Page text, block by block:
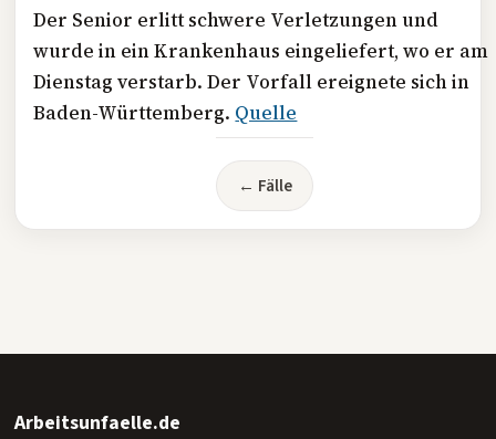
Der Senior erlitt schwere Verletzungen und
wurde in ein Krankenhaus eingeliefert, wo er am
Dienstag verstarb. Der Vorfall ereignete sich in
Baden-Württemberg. Quelle
← Fälle
Arbeitsunfaelle.de